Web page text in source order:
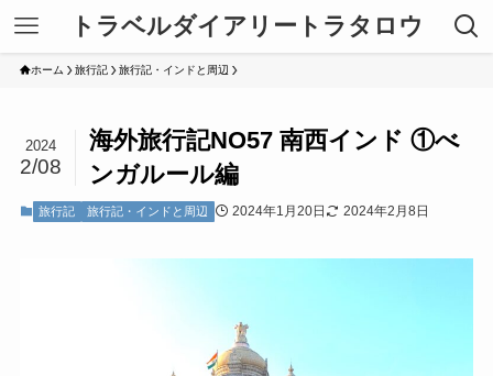
トラベルダイアリートラタロウ
ホーム 旅行記 旅行記・インドと周辺
海外旅行記NO57 南西インド ①べ
ンガルール編
2024
2/08
旅行記 旅行記・インドと周辺 2024年1月20日 2024年2月8日